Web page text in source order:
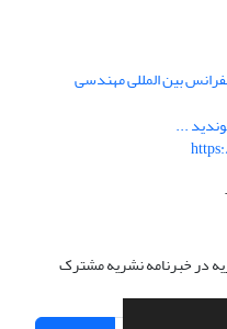
بین المللی مهندسی
...
در خبرنامه نشریه مشترک